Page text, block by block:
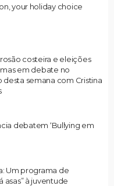
your holiday choice
costeira e eleições
em debate no
semana com Cristina
debatem ‘Bullying em
Um programa de
asas” à juventude